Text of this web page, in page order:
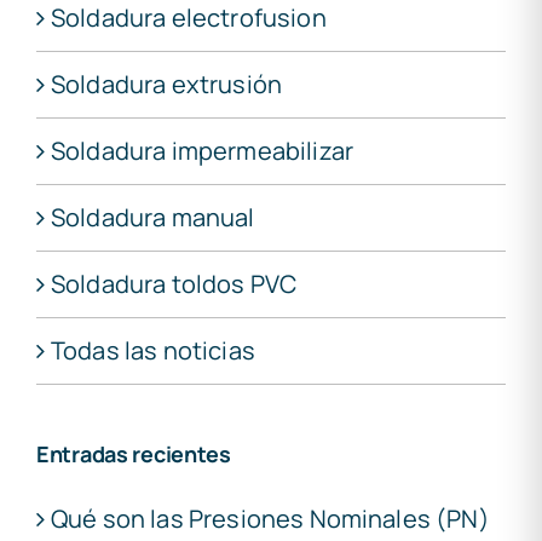
Soldadura electrofusion
Soldadura extrusión
Soldadura impermeabilizar
Soldadura manual
Soldadura toldos PVC
Todas las noticias
Entradas recientes
Qué son las Presiones Nominales (PN)